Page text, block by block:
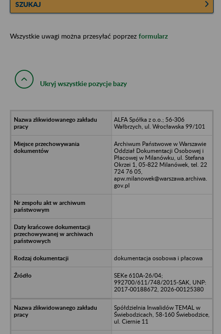
SZUKAJ
Wszystkie uwagi można przesyłać poprzez formularz
Ukryj wszystkie pozycje bazy
ALFA Spółka z o.o.; 56-306
Wałbrzych, ul. Wrocławska 99/101
Archiwum Państwowe w Warszawie
Oddział Dokumentacji Osobowej i
Płacowej w Milanówku, ul. Stefana
Okrzei 1, 05-822 Milanówek, tel. 22
724 76 05,
apw.milanowek@warszawa.archiwa.
gov.pl
dokumentacja osobowa i płacowa
SEKe 610A-26/04;
992700/611/748/2015-SAK, UNP:
2017-00188672, 2026-00125380
Spółdzielnia Inwalidów TEMAL w
Świebodzicach, 58-160 Świebodzice,
ul. Ciernie 11